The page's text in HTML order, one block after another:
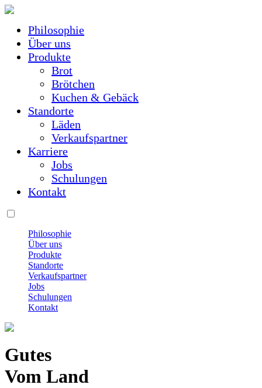
Philosophie
Über uns
Produkte
Brot
Brötchen
Kuchen & Gebäck
Standorte
Läden
Verkaufspartner
Karriere
Jobs
Schulungen
Kontakt
Philosophie
Über uns
Produkte
Standorte
Verkaufspartner
Jobs
Schulungen
Kontakt
Gutes
Vom Land